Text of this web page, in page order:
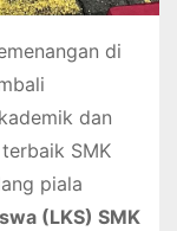
di
dan
SMK
piala
(LKS) SMK